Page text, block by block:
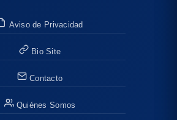
Aviso de Privacidad
Bio Site
Contacto
Quiénes Somos